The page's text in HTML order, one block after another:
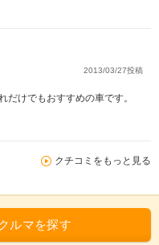
2013/03/27投稿
だけでもおすすめの車です。
クチコミをもっと見る
ルマを探す